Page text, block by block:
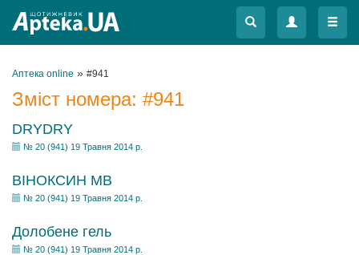
Меню
Меню
Аптека online » #941
Зміст номера: #941
DRYDRY
№ 20 (941) 19 Травня 2014 р.
ВІНОКСИН МВ
№ 20 (941) 19 Травня 2014 р.
Долобене гель
№ 20 (941) 19 Травня 2014 р.